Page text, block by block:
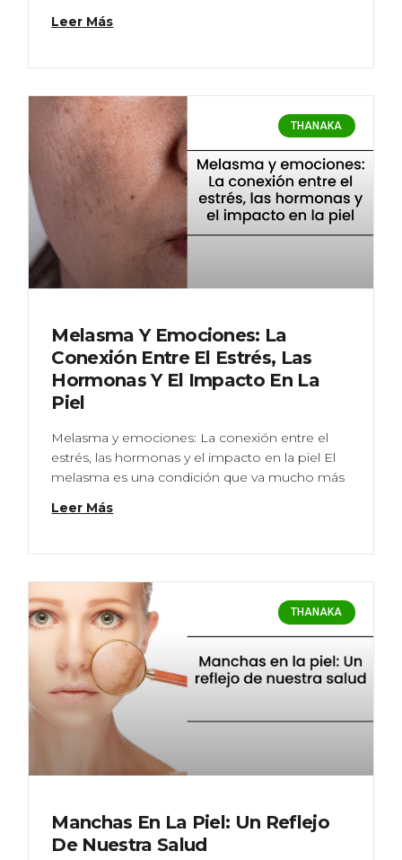
Leer Más
THANAKA
Melasma Y Emociones: La
Conexión Entre El Estrés, Las
Hormonas Y El Impacto En La
Piel
Melasma y emociones: La conexión entre el
estrés, las hormonas y el impacto en la piel El
melasma es una condición que va mucho más
Leer Más
THANAKA
Manchas En La Piel: Un Reflejo
De Nuestra Salud